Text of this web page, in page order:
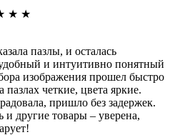
★ ★
пазлы, и осталась
и интуитивно понятный
изображения прошел быстро
пазлах четкие, цвета яркие.
пришло без задержек.
и другие товары – уверена,